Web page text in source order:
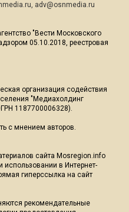
, adv@osnmedia.ru
"Вести Московского
05.10.2018, реестровая
организация содействия
"Медиахолдинг
1187700006328).
с мнением авторов.
сайта Mosregion.info
использовании в Интернет-
гиперссылка на сайт
рекомендательные